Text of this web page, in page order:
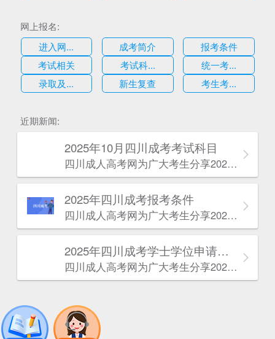
网上报名:
进入网...
成考简介
报考条件
考试相关
考试科...
统一考...
录取及...
新生复查 考生考...
近期新闻:
2025年10月四川成考考试科目
四川成人高考网​为广大考生分享2025年10月四川成考考试科目。为广大在职人员和社会人士提供学历提升的机会。更多四川成考考试信息，欢迎在线访问四川成人高考网。
2025年‌‌‌‌四川成考报考条件
四川成人高考网​为广大考生分享2025年‌‌‌‌四川成考报考条件。为广大在职人员和社会人士提供学历提升的机会。更多四川成考考试信息，欢迎在线访问四川成人高考网。
2025年‌‌‌‌四川成考学士学位申请条件
四川成人高考网​为广大考生分享2025年‌‌‌‌四川成考学士学位申请条件。为广大在职人员和社会人士提供学历提升的机会。更多四川成考考试信息，欢迎在线访问四川成人高考网。